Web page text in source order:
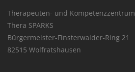
Therapeuten- und Kompetenzzentrum
Thera SPARKS
Bürgermeister-Finsterwalder-Ring 21
82515 Wolfratshausen